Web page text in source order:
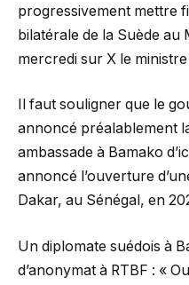
progressivement mettre
bilatérale de la Suède au
mercredi sur X le
Il faut souligner que le
annoncé préalablement
ambassade à Bamako
annoncé l’ouverture
Dakar, au Sénégal, en
Un diplomate suédois à
d’anonymat à RTBF : «